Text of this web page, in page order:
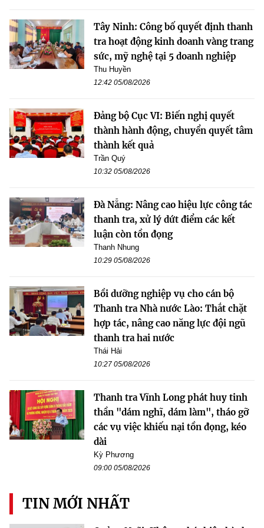
Tây Ninh: Công bố quyết định thanh
tra hoạt động kinh doanh vàng trang
sức, mỹ nghệ tại 5 doanh nghiệp
Thu Huyền
12:42 05/08/2026
Đảng bộ Cục VI: Biến nghị quyết
thành hành động, chuyển quyết tâm
thành kết quả
Trần Quý
10:32 05/08/2026
Đà Nẵng: Nâng cao hiệu lực công tác
thanh tra, xử lý dứt điểm các kết
luận còn tồn đọng
Thanh Nhung
10:29 05/08/2026
Bồi dưỡng nghiệp vụ cho cán bộ
Thanh tra Nhà nước Lào: Thắt chặt
hợp tác, nâng cao năng lực đội ngũ
thanh tra hai nước
Thái Hải
10:27 05/08/2026
Thanh tra Vĩnh Long phát huy tinh
thần "dám nghĩ, dám làm", tháo gỡ
các vụ việc khiếu nại tồn đọng, kéo
dài
Kỳ Phương
09:00 05/08/2026
TIN MỚI NHẤT